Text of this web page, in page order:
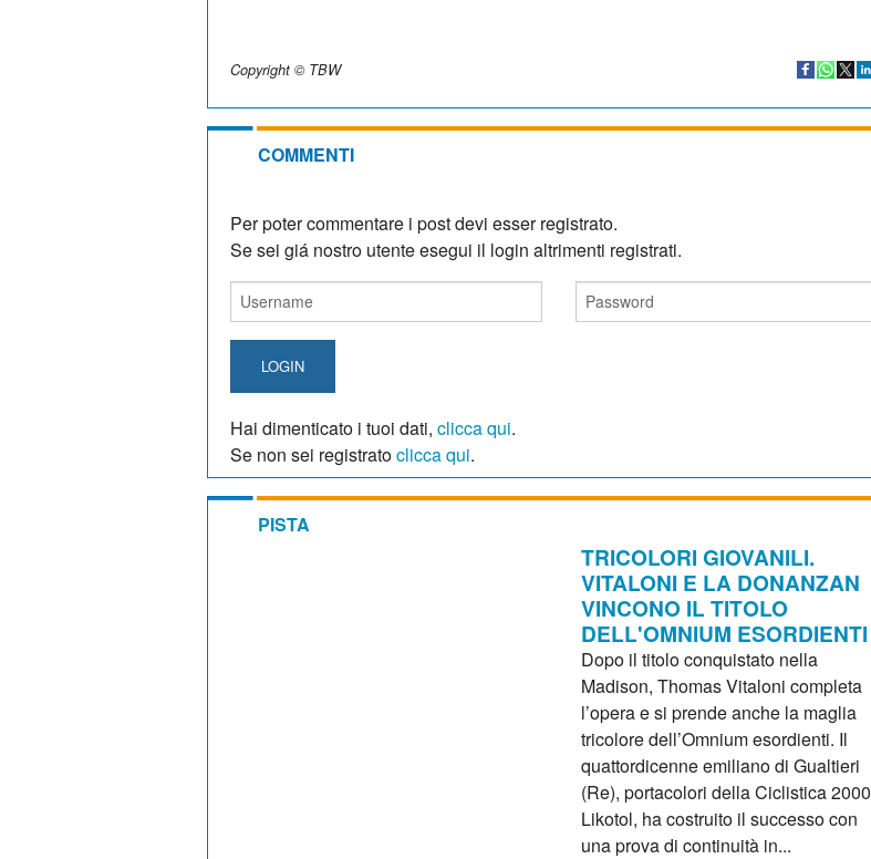
Copyright © TBW
COMMENTI
Per poter commentare i post devi esser registrato.
Se sei giá nostro utente esegui il login altrimenti registrati.
LOGIN
Hai dimenticato i tuoi dati, clicca qui.
Se non sei registratoclicca qui.
PISTA
TRICOLORI GIOVANILI.
VITALONI E LA DONANZAN
VINCONO IL TITOLO
DELL'OMNIUM ESORDIENTI
Dopo il titolo conquistato nella
Madison, Thomas Vitaloni completa
l’opera e si prende anche la maglia
tricolore dell’Omnium esordienti. Il
quattordicenne emiliano di Gualtieri
(Re), portacolori della Ciclistica 2000
Likotol, ha costruito il successo con
una prova di continuità in...